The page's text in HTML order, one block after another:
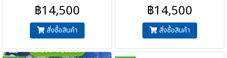
฿14,500
สั่งซื้อสินค้า
฿14,500
สั่งซื้อสินค้า